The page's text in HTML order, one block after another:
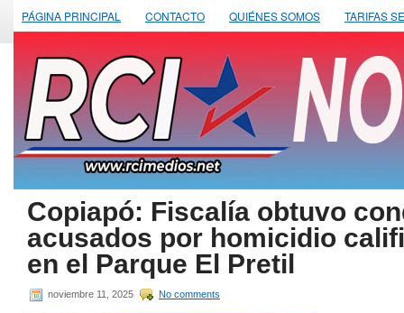
PÁGINA PRINCIPAL CONTACTO QUIÉNES SOMOS TARIFAS
Copiapó: Fiscalía obtuvo
acusados por homicidio
en el Parque El Pretil
noviembre 11, 2025 No comments